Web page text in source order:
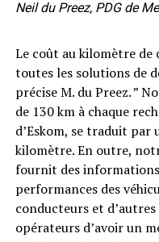
Neil du Preez, PDG de
Le coût au kilomètre de
toutes les solutions de
précise M. du Preez. ”
de 130 km à chaque
d’Eskom, se traduit
kilomètre. En outre,
fournit des
performances des
conducteurs et
opérateurs d’avoir un